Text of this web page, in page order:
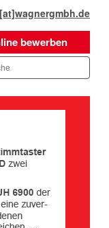
bewerben